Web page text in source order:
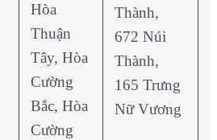
Hòa
Thuận
Tây, Hòa
Cường
Bắc, Hòa
Cường
Thành,
672 Núi
Thành,
165 Trưng
Nữ Vương